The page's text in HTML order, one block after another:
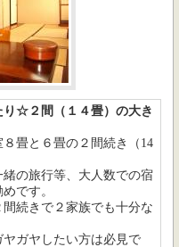
☆２間（１４畳）の大き
畳と６畳の２間続き（14
の旅行等、大人数での宿
です。
間続きで２家族でも十分な
ガヤしたい方は必見で